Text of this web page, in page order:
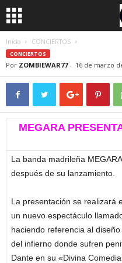
Inicio CONCIERTOS
CONCIERTOS
Por ZOMBIEWAR77- 16 de marzo
MEGARA
La banda madrileña
después de su lanzamiento.
La presentación se realizará
un nuevo espectáculo
haciendo referencia al
del infierno donde sufren
Dante en su «Divina